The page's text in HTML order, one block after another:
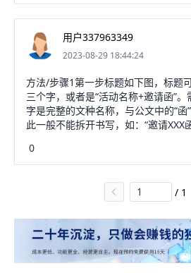
的商务邀请函就可以了，不是所有的
事办的官方邀请函的。公司出具的商
内容呢？告诉大家邀请函没有固定的
己公司的抬头和格式来编写，邀请函
素：邀请公司的名称，地址，联系人
具的日期，被邀请人姓名，护照号，
称，职务，以及邀请来华的原因和邀
间要写从哪一天来到哪一天为止等，
公司的负责人及其签名，公司的签章
完整的邀请函就制作好啦~
用户337963349
2023-08-29 18:44:24
方法/步骤1第一步标题如下图，标题
三个字，或者是“活动名称+邀请函”
字是完整的文种名称，与公文中的“
此一般不能拆开书写，如：“邀请XXX
的，后缀如；先生、女士等，这样的
还有邀请函是发送给公司的，一般书
有就是网络，媒体或报刊上公开发布
对象，可省略称呼，或以“敬启者”
如：念轿喊活动时间、地点、名称等
如：“特此邀请您参加”。最后，可以
省略。4第四步落款仔野如下图，落
章，写明具体的邀请时间。
0
/ 1